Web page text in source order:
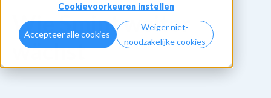
Cookievoorkeuren instellen
Accepteer alle cookies
Weiger niet-
noodzakelijke cookies
Wie Smint weiter
wächst